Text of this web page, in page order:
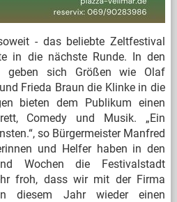
- das beliebte Zeltfestival
in die nächste Runde. In den
geben sich Größen wie Olaf
Frieda Braun die Klinke in die
bieten dem Publikum einen
Comedy und Musik. „Ein
so Bürgermeister Manfred
und Helfer haben in den
Wochen die Festivalstadt
froh, dass wir mit der Firma
in diesem Jahr wieder einen